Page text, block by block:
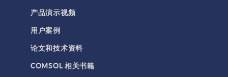
产品演示视频
用户案例
论文和技术资料
COMSOL 相关书籍